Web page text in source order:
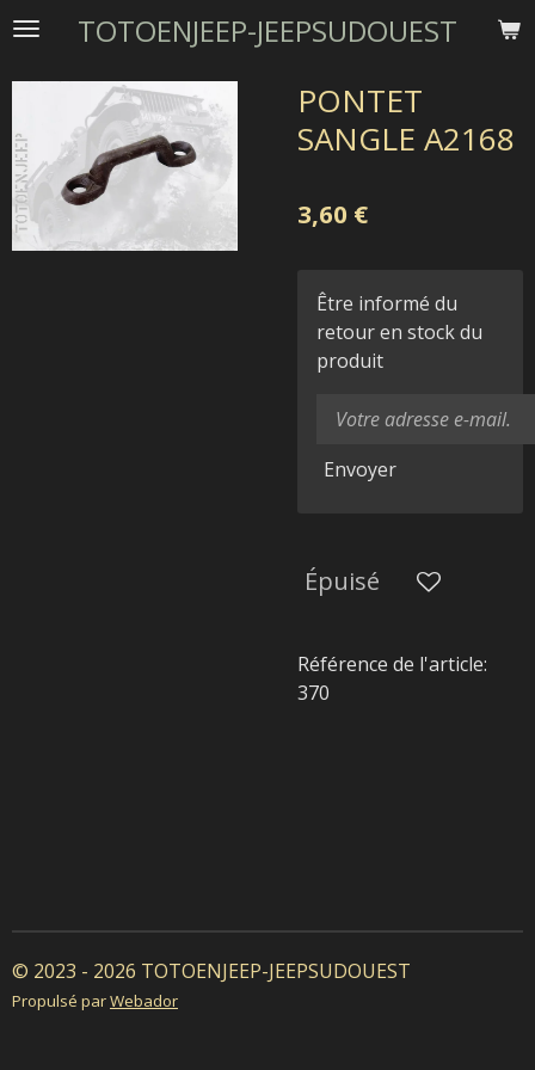
Passer
contenu
TOTOENJEEP-JEEPSUDOUEST
PONTET
SANGLE A2168
3,60 €
Être informé du
retour en stock du
produit
Envoyer
Épuisé
Référence de l'article:
370
© 2023 - 2026 TOTOENJEEP-JEEPSUDOUEST
Propulsé parWebador